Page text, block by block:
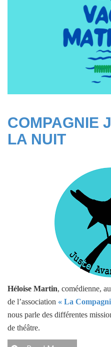
COMPAGNIE
LA NUIT
Héloise Martin, comédienne,
de l’association « La
nous parle des différentes
de théâtre.